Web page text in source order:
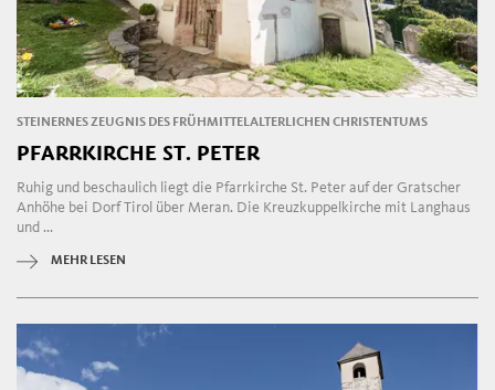
STEINERNES ZEUGNIS DES FRÜHMITTELALTERLICHEN CHRISTENTUMS
PFARRKIRCHE ST. PETER
Ruhig und beschaulich liegt die Pfarrkirche St. Peter auf der Gratscher
Anhöhe bei Dorf Tirol über Meran. Die Kreuzkuppelkirche mit Langhaus
und ...
MEHR LESEN